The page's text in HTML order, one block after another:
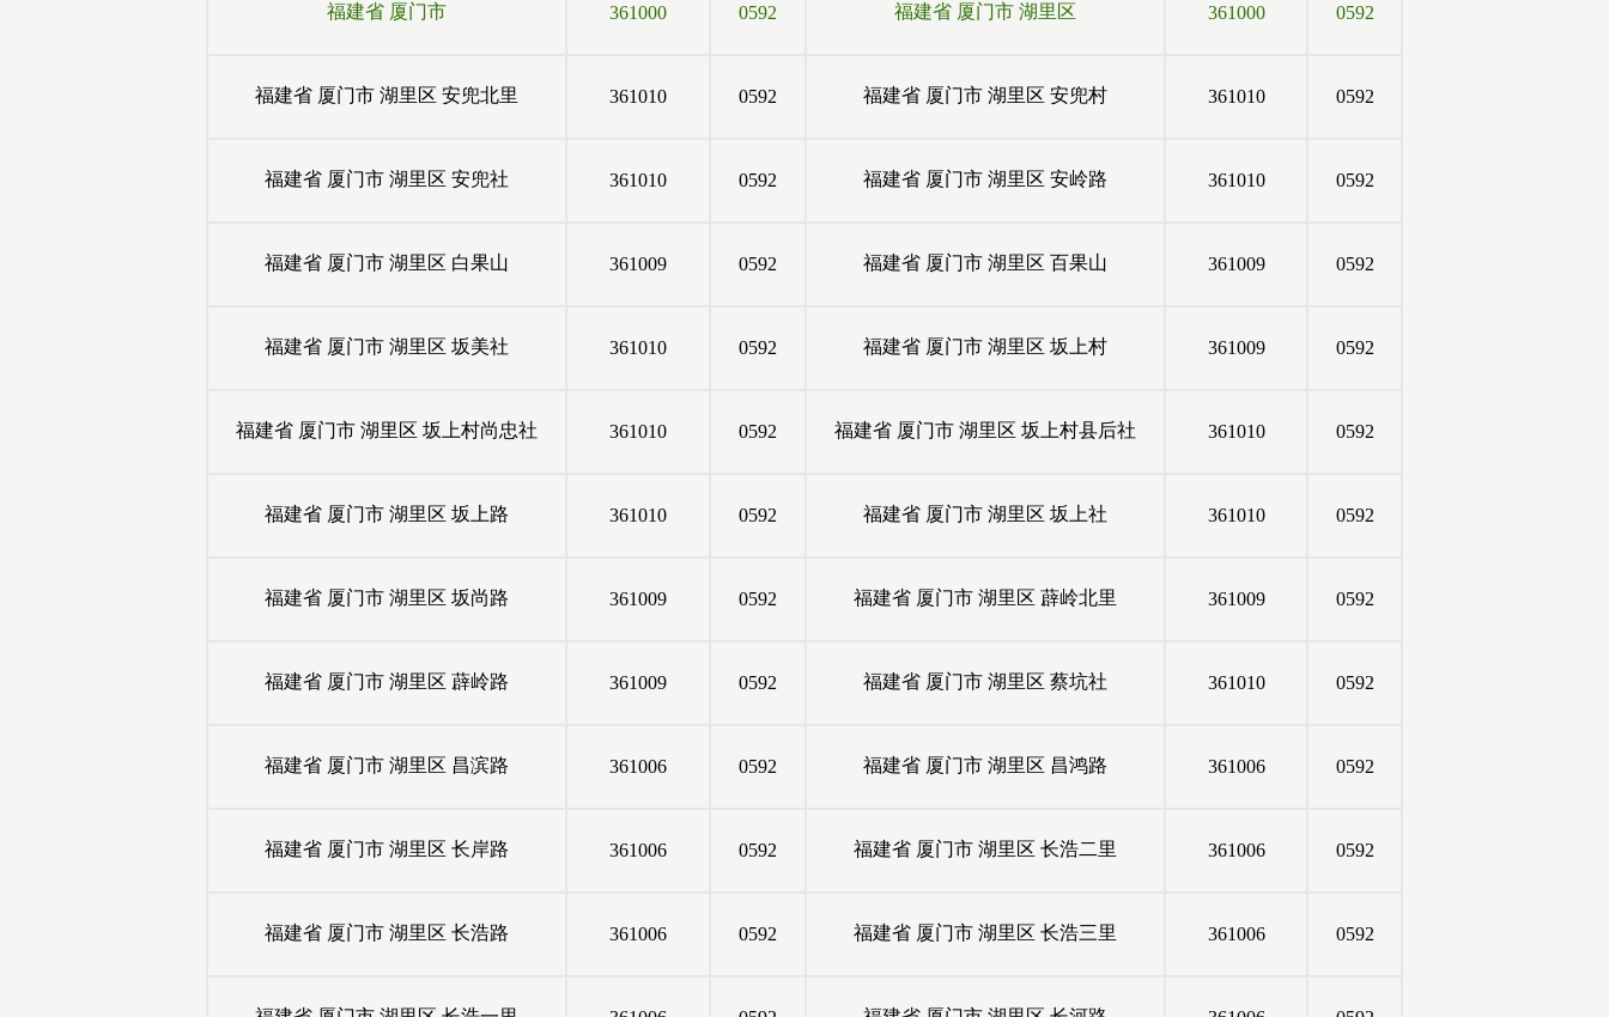
福建省 厦门市 361000 0592 福建省 厦门市 湖里区 361000 0592
福建省 厦门市 湖里区 安兜北里 361010 0592 福建省 厦门市 湖里区 安兜村 361010 0592
福建省 厦门市 湖里区 安兜社 361010 0592 福建省 厦门市 湖里区 安岭路 361010 0592
福建省 厦门市 湖里区 白果山 361009 0592 福建省 厦门市 湖里区 百果山 361009 0592
福建省 厦门市 湖里区 坂美社 361010 0592 福建省 厦门市 湖里区 坂上村 361009 0592
福建省 厦门市 湖里区 坂上村尚忠社 361010 0592 福建省 厦门市 湖里区 坂上村县后社 361010 0592
福建省 厦门市 湖里区 坂上路 361010 0592 福建省 厦门市 湖里区 坂上社 361010 0592
福建省 厦门市 湖里区 坂尚路 361009 0592 福建省 厦门市 湖里区 薜岭北里 361009 0592
福建省 厦门市 湖里区 薜岭路 361009 0592 福建省 厦门市 湖里区 蔡坑社 361010 0592
福建省 厦门市 湖里区 昌滨路 361006 0592 福建省 厦门市 湖里区 昌鸿路 361006 0592
福建省 厦门市 湖里区 长岸路 361006 0592 福建省 厦门市 湖里区 长浩二里 361006 0592
福建省 厦门市 湖里区 长浩路 361006 0592 福建省 厦门市 湖里区 长浩三里 361006 0592